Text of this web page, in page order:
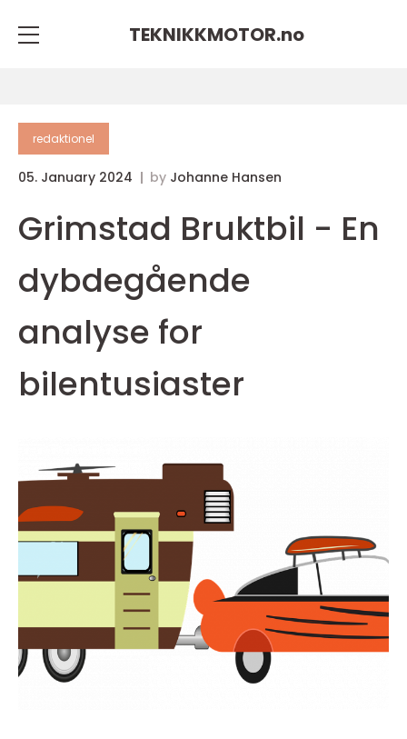
TEKNIKKMOTOR.no
redaktionel
05. January 2024 by Johanne Hansen
Grimstad Bruktbil - En
dybdegående
analyse for
bilentusiaster